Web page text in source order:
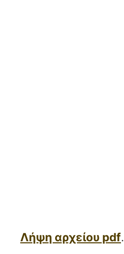
Λήψη αρχείου pdf.